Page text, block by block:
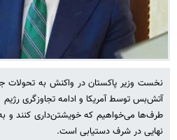
نخست وزیر پاکستان در واکنش به تحولات
آتش‌بس توسط آمریکا و ادامه تجاوزگری
طرف‌ها می‌خواهیم که خویشتن‌داری کنند و
نهایی در شرف دستیابی است.